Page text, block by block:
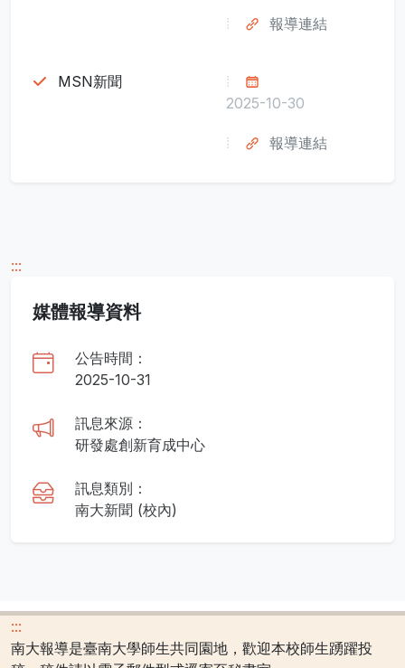
報導連結
MSN新聞
2025-10-30
報導連結
:::
媒體報導資料
公告時間：
2025-10-31
訊息來源：
研發處創新育成中心
訊息類別：
南大新聞 (校內)
:::
南大報導是臺南大學師生共同園地，歡迎本校師生踴躍投